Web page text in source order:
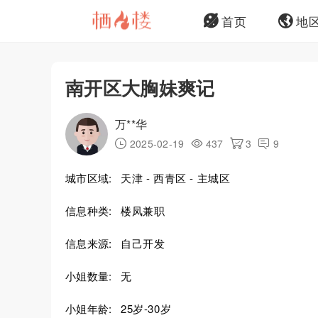
首页 地
南开区大胸妹爽记
万**华
2025-02-19 437 3 9
城市区域: 天津 - 西青区 - 主城区
信息种类: 楼凤兼职
信息来源: 自己开发
小姐数量: 无
小姐年龄: 25岁-30岁